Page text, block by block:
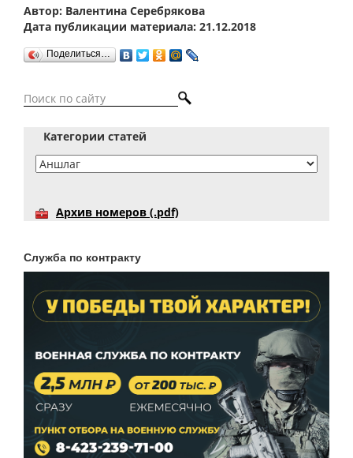
Автор: Валентина Серебрякова
Дата публикации материала: 21.12.2018
Поделиться…
Категории статей
Архив номеров (.pdf)
Служба по контракту